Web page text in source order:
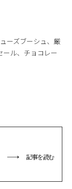
ーズブーシュ、厳
ール、チョコレー
記事を読む